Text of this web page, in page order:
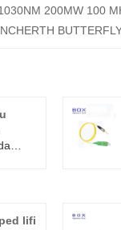
200MW 100
APClifi